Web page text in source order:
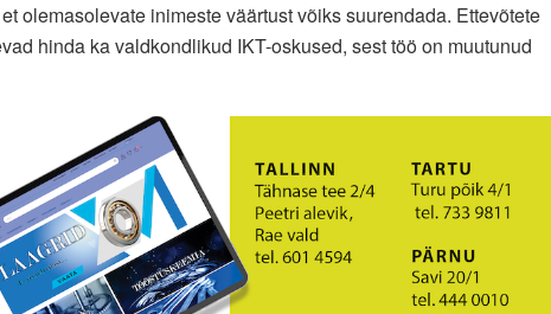
olemasolevate inimeste väärtust võiks suurendada. Ettevõtete
hinda ka valdkondlikud IKT-oskused, sest töö on muutunud